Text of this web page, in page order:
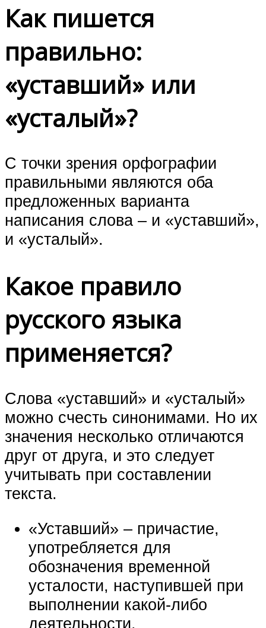
Как пишется
правильно:
«уставший» или
«усталый»?
С точки зрения орфографии
правильными являются оба
предложенных варианта
написания слова – и «уставший»,
и «усталый».
Какое правило
русского языка
применяется?
Слова «уставший» и «усталый»
можно счесть синонимами. Но их
значения несколько отличаются
друг от друга, и это следует
учитывать при составлении
текста.
«Уставший» – причастие,
употребляется для
обозначения временной
усталости, наступившей при
выполнении какой-либо
деятельности.